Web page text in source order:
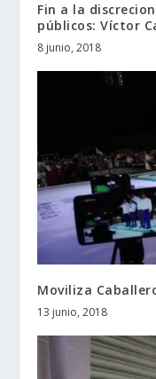
Fin a la
públicos: Víctor
8 junio, 2018
Moviliza
13 junio, 2018